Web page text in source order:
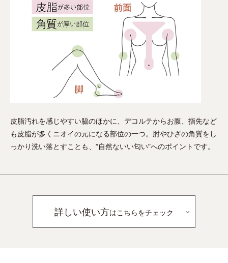
皮脂汚れを感じやすい脇のほかに、デコルテからお腹、指先など
も皮脂が多くニオイの元になる部位の一つ。肘やひざの角質をし
っかり洗い落とすことも、“自然ないい匂い”へのポイントです。
詳しい使い方はこちらをチェック